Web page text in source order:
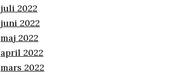
juli 2022
juni 2022
maj 2022
april 2022
mars 2022